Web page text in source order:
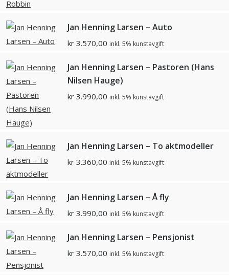
Jan Henning Larsen – Auto
kr 3.570,00 inkl. 5% kunstavgift
Jan Henning Larsen – Pastoren (Hans
Nilsen Hauge)
kr 3.990,00 inkl. 5% kunstavgift
Jan Henning Larsen – To aktmodeller
kr 3.360,00 inkl. 5% kunstavgift
Jan Henning Larsen – Å fly
kr 3.990,00 inkl. 5% kunstavgift
Jan Henning Larsen – Pensjonist
kr 3.570,00 inkl. 5% kunstavgift